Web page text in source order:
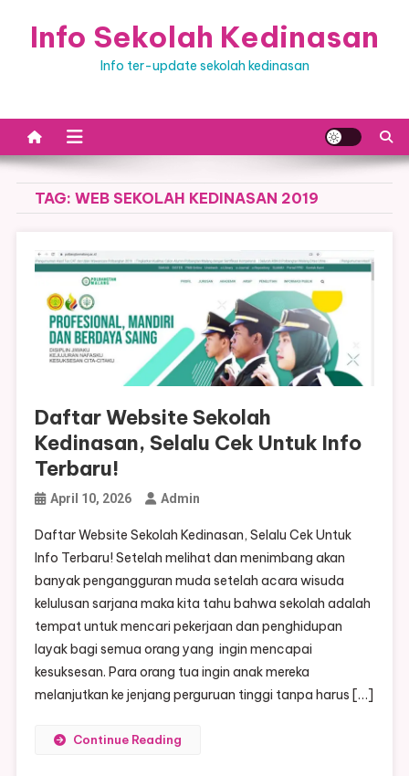
Info Sekolah Kedinasan
Info ter-update sekolah kedinasan
TAG: WEB SEKOLAH KEDINASAN 2019
Daftar Website Sekolah
Kedinasan, Selalu Cek Untuk Info
Terbaru!
April 10, 2026 Admin
Daftar Website Sekolah Kedinasan, Selalu Cek Untuk
Info Terbaru! Setelah melihat dan menimbang akan
banyak pengangguran muda setelah acara wisuda
kelulusan sarjana maka kita tahu bahwa sekolah adalah
tempat untuk mencari pekerjaan dan penghidupan
layak bagi semua orang yang ingin mencapai
kesuksesan. Para orang tua ingin anak mereka
melanjutkan ke jenjang perguruan tinggi tanpa harus […]
Continue Reading